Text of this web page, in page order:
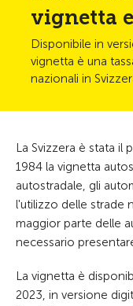
vignetta
Disponibile in
vignetta è una
nazionali in
La Svizzera è stata il
1984 la vignetta
autostradale, gli
l'utilizzo delle strade
maggior parte delle
necessario
La vignetta è
2023, in versione